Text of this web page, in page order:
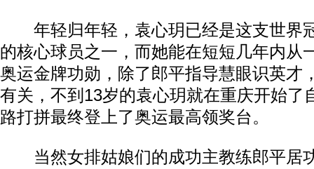
年轻归年轻，袁心玥已经是这支世界
的核心球员之一，而她能在短短几年内从
奥运金牌功勋，除了郎平指导慧眼识英才
有关，不到13岁的袁心玥就在重庆开始了
路打拼最终登上了奥运最高领奖台。
当然女排姑娘们的成功主教练郎平居